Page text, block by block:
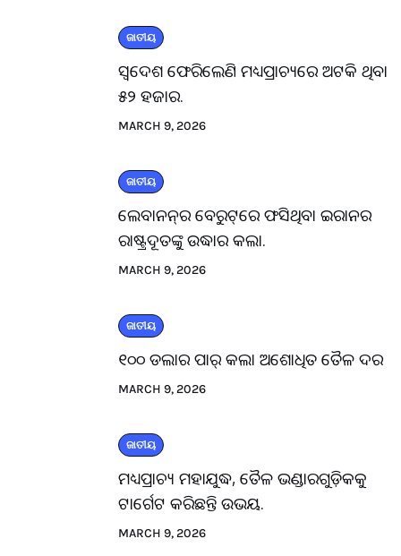
ଜାତୀୟ
ସ୍ବଦେଶ ଫେରିଲେଣି ମଧ୍ୟପ୍ରାଚ୍ୟରେ ଅଟକି ଥିବା
୫୨ ହଜାର.
MARCH 9, 2026
ଜାତୀୟ
ଲେବାନନ୍‌ର ବେରୁଟ୍‌ରେ ଫସିଥିବା ଇରାନର
ରାଷ୍ଟ୍ରଦୂତଙ୍କୁ ଉଦ୍ଧାର କଲା.
MARCH 9, 2026
ଜାତୀୟ
୧୦୦ ଡଲାର ପାର୍ କଲା ଅଶୋଧିତ ତୈଳ ଦର
MARCH 9, 2026
ଜାତୀୟ
ମଧ୍ୟପ୍ରାଚ୍ୟ ମହାଯୁଦ୍ଧ, ତୈଳ ଭଣ୍ଡାରଗୁଡ଼ିକକୁ
ଟାର୍ଗେଟ କରିଛନ୍ତି ଉଭୟ.
MARCH 9, 2026